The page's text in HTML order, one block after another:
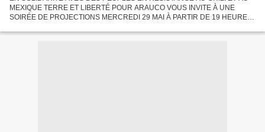
MEXIQUE TERRE ET LIBERTÉ POUR ARAUCO VOUS INVITE À UNE
SOIRÉE DE PROJECTIONS MERCREDI 29 MAI À PARTIR DE 19 HEURES
PARIS (Mo Censier...